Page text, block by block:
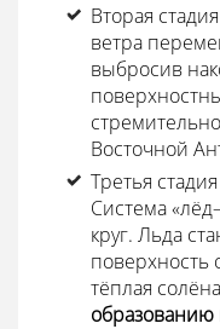
Вторая
ветра
выбросив
Восточной
Третья
Система
круг. Льда
поверхность
тёплая
образованию